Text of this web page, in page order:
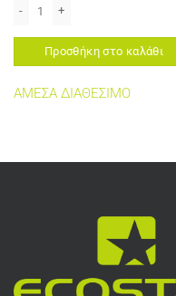
Προσθήκη στο καλάθι
ΑΜΕΣΑ ΔΙΑΘΕΣΙΜΟ